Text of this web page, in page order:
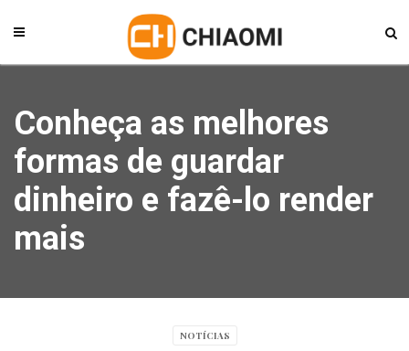
Conheça as melhores
formas de guardar
dinheiro e fazê-lo render
mais
NOTÍCIAS